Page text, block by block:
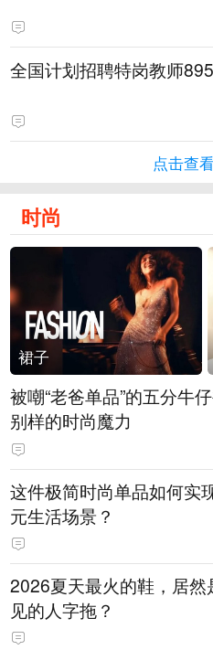
全国计划招聘特岗教师
点击查
时尚
裙子
被嘲“老爸单品”的五分牛
别样的时尚魔力
这件极简时尚单品如何实
元生活场景？
2026夏天最火的鞋，居然
见的人字拖？